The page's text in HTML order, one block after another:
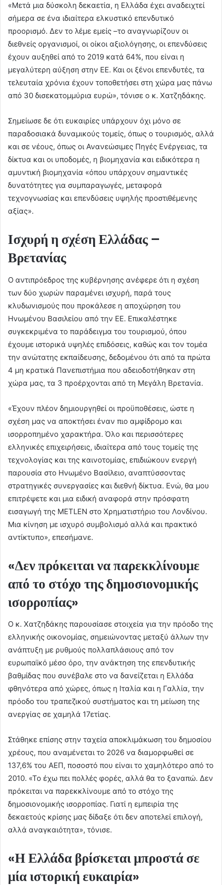
«Μετά μια δύσκολη δεκαετία, η Ελλάδα έχει αναδειχτεί
σήμερα σε ένα ιδιαίτερα ελκυστικό επενδυτικό
προορισμό. Δεν το λέμε εμείς –το αναγνωρίζουν οι
διεθνείς οργανισμοί, οι οίκοι αξιολόγησης, οι επενδύσεις
έχουν αυξηθεί από το 2019 κατά 64%, που είναι η
μεγαλύτερη αύξηση στην ΕΕ. Και οι ξένοι επενδυτές, τα
τελευταία χρόνια έχουν τοποθετήσει στη χώρα μας πάνω
από 30 δισεκατομμύρια ευρώ», τόνισε ο κ. Χατζηδάκης.
Σημείωσε δε ότι ευκαιρίες υπάρχουν όχι μόνο σε
παραδοσιακά δυναμικούς τομείς, όπως ο τουρισμός, αλλά
και σε νέους, όπως οι Ανανεώσιμες Πηγές Ενέργειας, τα
δίκτυα και οι υποδομές, η βιομηχανία και ειδικότερα η
αμυντική βιομηχανία «όπου υπάρχουν σημαντικές
δυνατότητες για συμπαραγωγές, μεταφορά
τεχνογνωσίας και επενδύσεις υψηλής προστιθέμενης
αξίας».
Ισχυρή η σχέση Ελλάδας –
Βρετανίας
Ο αντιπρόεδρος της κυβέρνησης ανέφερε ότι η σχέση
των δύο χωρών παραμένει ισχυρή, παρά τους
κλυδωνισμούς που προκάλεσε η αποχώρηση του
Ηνωμένου Βασιλείου από την ΕΕ. Επικαλέστηκε
συγκεκριμένα το παράδειγμα του τουρισμού, όπου
έχουμε ιστορικά υψηλές επιδόσεις, καθώς και τον τομέα
την ανώτατης εκπαίδευσης, δεδομένου ότι από τα πρώτα
4 μη κρατικά Πανεπιστήμια που αδειοδοτήθηκαν στη
χώρα μας, τα 3 προέρχονται από τη Μεγάλη Βρετανία.
«Έχουν πλέον δημιουργηθεί οι προϋποθέσεις, ώστε η
σχέση μας να αποκτήσει έναν πιο αμφίδρομο και
ισορροπημένο χαρακτήρα. Όλο και περισσότερες
ελληνικές επιχειρήσεις, ιδιαίτερα από τους τομείς της
τεχνολογίας και της καινοτομίας, επιδιώκουν ενεργή
παρουσία στο Ηνωμένο Βασίλειο, αναπτύσσοντας
στρατηγικές συνεργασίες και διεθνή δίκτυα. Ενώ, θα μου
επιτρέψετε και μια ειδική αναφορά στην πρόσφατη
εισαγωγή της METLEN στο Χρηματιστήριο του Λονδίνου.
Μια κίνηση με ισχυρό συμβολισμό αλλά και πρακτικό
αντίκτυπο», επεσήμανε.
«Δεν πρόκειται να παρεκκλίνουμε
από το στόχο της δημοσιονομικής
ισορροπίας»
Ο κ. Χατζηδάκης παρουσίασε στοιχεία για την πρόοδο της
ελληνικής οικονομίας, σημειώνοντας μεταξύ άλλων την
ανάπτυξη με ρυθμούς πολλαπλάσιους από τον
ευρωπαϊκό μέσο όρο, την ανάκτηση της επενδυτικής
βαθμίδας που συνέβαλε στο να δανείζεται η Ελλάδα
φθηνότερα από χώρες, όπως η Ιταλία και η Γαλλία, την
πρόοδο του τραπεζικού συστήματος και τη μείωση της
ανεργίας σε χαμηλά 17ετίας.
Στάθηκε επίσης στην ταχεία αποκλιμάκωση του δημοσίου
χρέους, που αναμένεται το 2026 να διαμορφωθεί σε
137,6% του ΑΕΠ, ποσοστό που είναι το χαμηλότερο από το
2010. «Το έχω πει πολλές φορές, αλλά θα το ξαναπώ. Δεν
πρόκειται να παρεκκλίνουμε από το στόχο της
δημοσιονομικής ισορροπίας. Γιατί η εμπειρία της
δεκαετούς κρίσης μας δίδαξε ότι δεν αποτελεί επιλογή,
αλλά αναγκαιότητα», τόνισε.
«Η Ελλάδα βρίσκεται μπροστά σε
μία ιστορική ευκαιρία»